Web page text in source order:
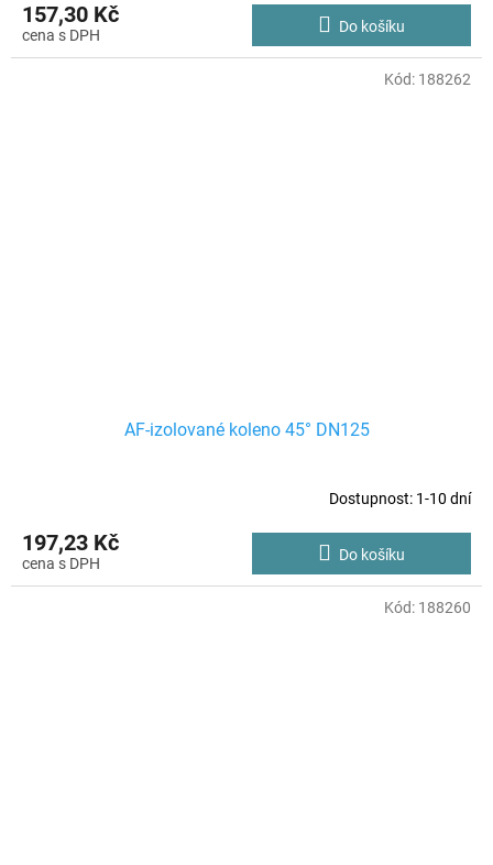
157,30 Kč Do košíku
AF-izolované koleno 45° DN125
Dostupnost: 1-10 dní
197,23 Kč Do košíku
Kód: 188262
Kód: 188260